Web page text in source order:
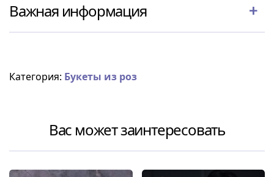
Важная информация
Категория: Букеты из роз
Вас может заинтересовать